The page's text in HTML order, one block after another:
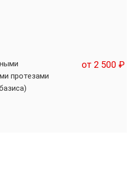
протезами
от 2 500 ₽